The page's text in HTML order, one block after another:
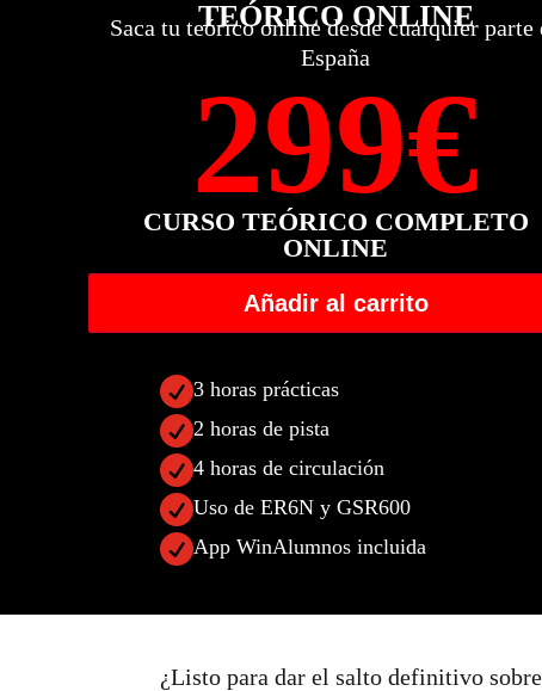
TEÓRICO ONLINE
Saca tu teórico online desde cualquier parte
España
299€
CURSO TEÓRICO COMPLETO
ONLINE
Añadir al carrito
3 horas prácticas
2 horas de pista
4 horas de circulación
Uso de ER6N y GSR600
App WinAlumnos incluida
¿Listo para dar el salto definitivo